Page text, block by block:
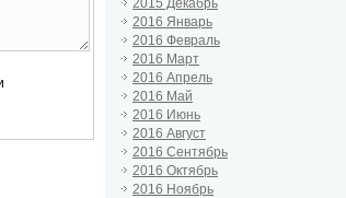
2015 Декабрь
2016 Январь
2016 Февраль
2016 Март
2016 Апрель
2016 Май
2016 Июнь
2016 Август
2016 Сентябрь
2016 Октябрь
2016 Ноябрь